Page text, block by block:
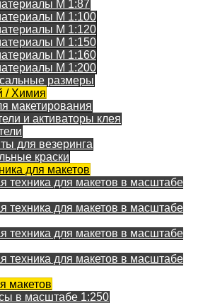
M 1:87
M 1:100
M 1:120
M 1:150
M 1:160
M 1:200
размеры
/ Химия
макетирования
и активаторы клея
для везеринга
краски
для макетов
техника для макетов в масштабе
техника для макетов в масштабе
техника для макетов в масштабе
техника для макетов в масштабе
макетов
в масштабе 1:250